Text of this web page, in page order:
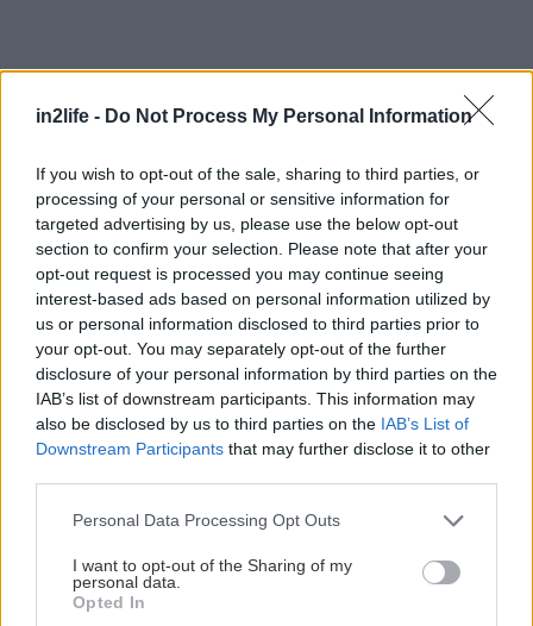
in2life - Do Not Process My Personal Information
If you wish to opt-out of the sale, sharing to third parties, or
processing of your personal or sensitive information for
targeted advertising by us, please use the below opt-out
section to confirm your selection. Please note that after your
opt-out request is processed you may continue seeing
interest-based ads based on personal information utilized by
us or personal information disclosed to third parties prior to
your opt-out. You may separately opt-out of the further
disclosure of your personal information by third parties on the
IAB’s list of downstream participants. This information may
also be disclosed by us to third parties on the IAB’s List of
Downstream Participants that may further disclose it to other
Please note that this website/app uses one or more Google
not limited to your visit or usage behaviour. You may click to
grant or deny consent to Google and its third-party tags to
use your data for below specified purposes in below Google
Personal Data Processing Opt Outs
I want to opt-out of the Sharing of my
personal data.
Opted In